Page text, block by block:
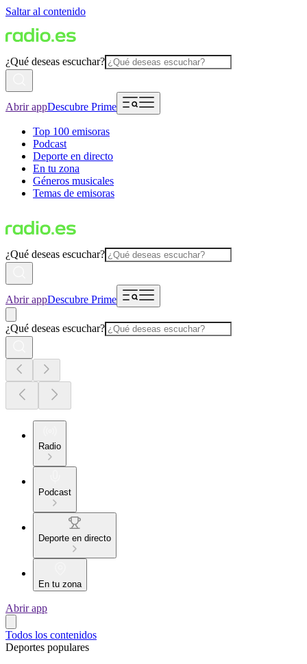
Saltar al contenido
¿Qué deseas escuchar?
Abrir appDescubre Prime
Top 100 emisoras
Podcast
Deporte en directo
En tu zona
Géneros musicales
Temas de emisoras
¿Qué deseas escuchar?
Abrir appDescubre Prime
¿Qué deseas escuchar?
Radio
Podcast
Deporte en directo
En tu zona
Abrir app
Todos los contenidos
Deportes populares